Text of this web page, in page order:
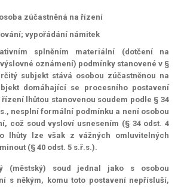
zúčastněná na řízení
vypořádání námitek
splněním materiální (dotčení na
oznámení) podmínky stanovené v §
subjekt stává osobou zúčastněnou na
domáhající se procesního postavení
lhůtou stanovenou soudem podle § 34
nesplní formální podmínku a není osobou
což soud vysloví usnesením (§ 34 odst. 4
lhůty lze však z vážných omluvitelných
(§ 40 odst. 5 s.ř.s.).
(městský) soud jednal jako s osobou
s někým, komu toto postavení nepřísluší,